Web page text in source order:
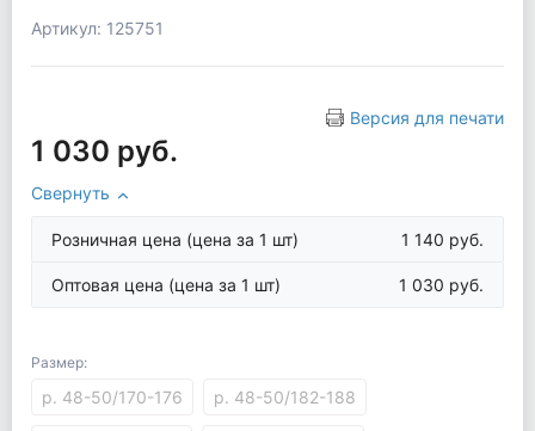
Артикул: 125751
Версия для печати
1 030 руб.
Свернуть
Розничная цена (цена за 1 шт) 1 140 руб.
Оптовая цена (цена за 1 шт) 1 030 руб.
Размер:
р. 48-50/170-176 р. 48-50/182-188